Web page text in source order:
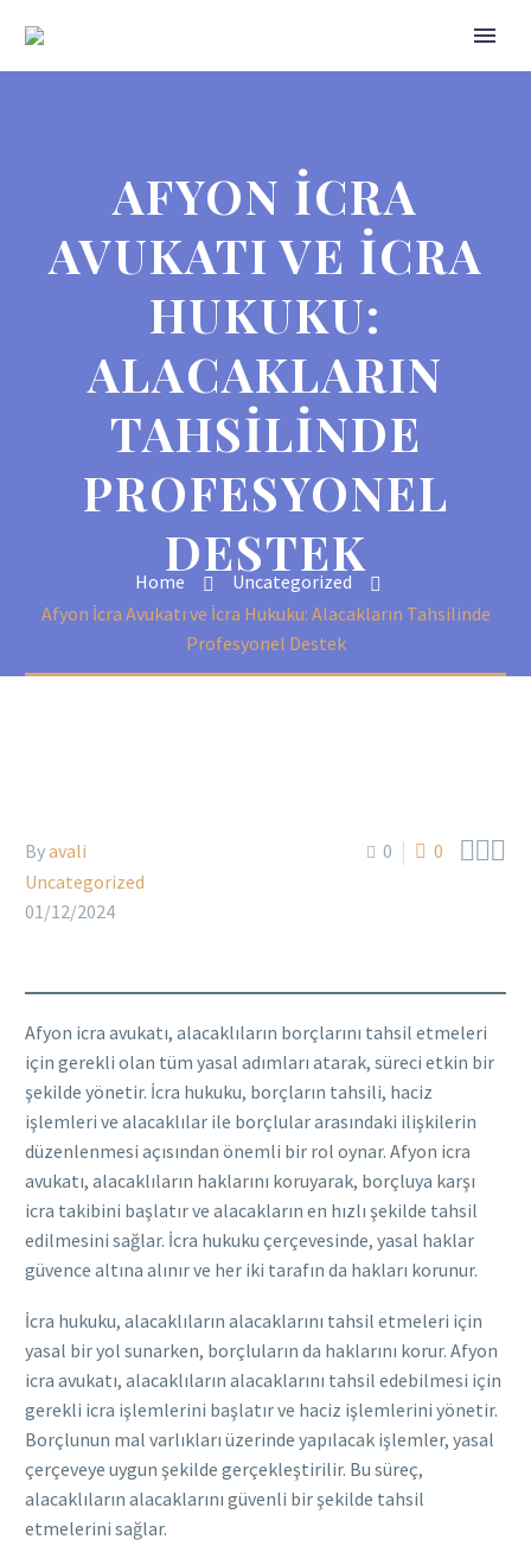
AFYON İCRA
AVUKATI VE İCRA
HUKUKU:
ALACAKLARIN
TAHSILINDE
PROFESYONEL
DESTEK
Home
Uncategorized
Afyon İcra Avukatı ve İcra Hukuku: Alacakların Tahsilinde
Profesyonel Destek
0 0 
Byavali
Uncategorized
01/12/2024
Afyon icra avukatı, alacaklıların borçlarını tahsil etmeleri
için gerekli olan tüm yasal adımları atarak, süreci etkin bir
şekilde yönetir. İcra hukuku, borçların tahsili, haciz
işlemleri ve alacaklılar ile borçlular arasındaki ilişkilerin
düzenlenmesi açısından önemli bir rol oynar. Afyon icra
avukatı, alacaklıların haklarını koruyarak, borçluya karşı
icra takibini başlatır ve alacakların en hızlı şekilde tahsil
edilmesini sağlar. İcra hukuku çerçevesinde, yasal haklar
güvence altına alınır ve her iki tarafın da hakları korunur.
İcra hukuku, alacaklıların alacaklarını tahsil etmeleri için
yasal bir yol sunarken, borçluların da haklarını korur. Afyon
icra avukatı, alacaklıların alacaklarını tahsil edebilmesi için
gerekli icra işlemlerini başlatır ve haciz işlemlerini yönetir.
Borçlunun mal varlıkları üzerinde yapılacak işlemler, yasal
çerçeveye uygun şekilde gerçekleştirilir. Bu süreç,
alacaklıların alacaklarını güvenli bir şekilde tahsil
etmelerini sağlar.